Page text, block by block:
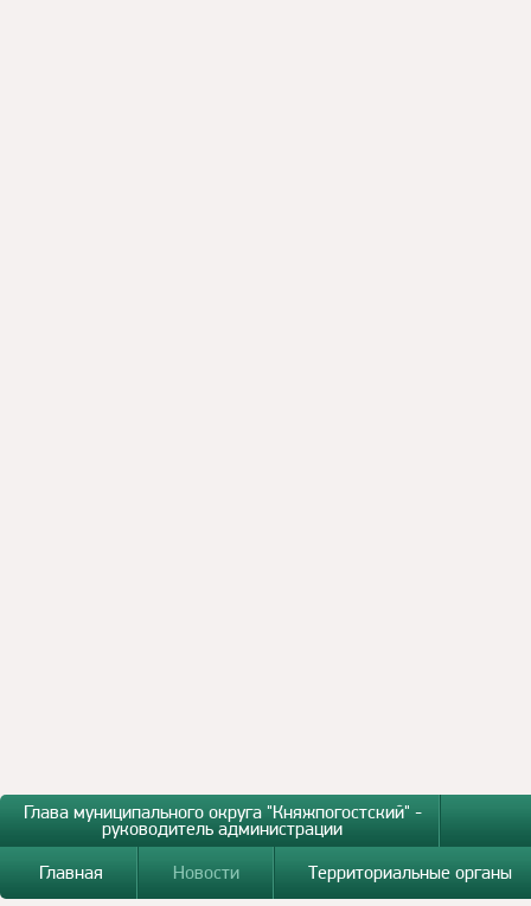
Глава муниципального округа "Княжпогостский" -
руководитель администрации
Главная
Новости Территориальные органы